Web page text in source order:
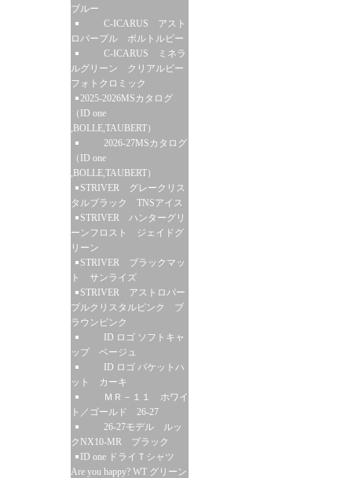
ブルー
C-ICARUS アスト
ロパープル ボルトルビー
C-ICARUS ミネラ
ルグリーン クリアルビー
フォトクロミック
2025-2026MSカタログ
（ID one
,BOLLE,TAUBERT）
2026-27MSカタログ
（ID one
,BOLLE,TAUBERT）
STRIVER グレークリス
タルブラック TNSアイス
STRIVER ハンターグリ
ーンフロスト ジェイドグ
リーン
STRIVER ブラックマッ
ト サンライズ
STRIVER アストロパー
プルクリスタルピンク ブ
ラウンピンク
ID ロゴ ソフトキャ
ップ ベージュ
ID ロゴ バケットハ
ット カーキ
ＭＲ－１１ ホワイ
ト／ゴールド 26-27
26-27モデル ルッ
クNX10-MR ブラック
ID one ドライＴシャツ
Are you happy? WT グリーン